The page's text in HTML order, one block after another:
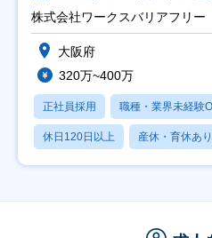
日祝】
株式会社ワークスバリアフリー
大阪府
320万~400万
正社員採用 職種・業界未経験
休日120日以上 産休・育休あり